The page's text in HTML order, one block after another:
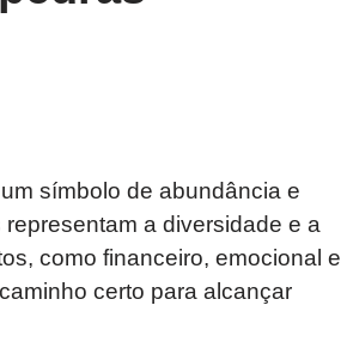
símbolo de abundância e
a diversidade e a
como financeiro, emocional e
certo para alcançar